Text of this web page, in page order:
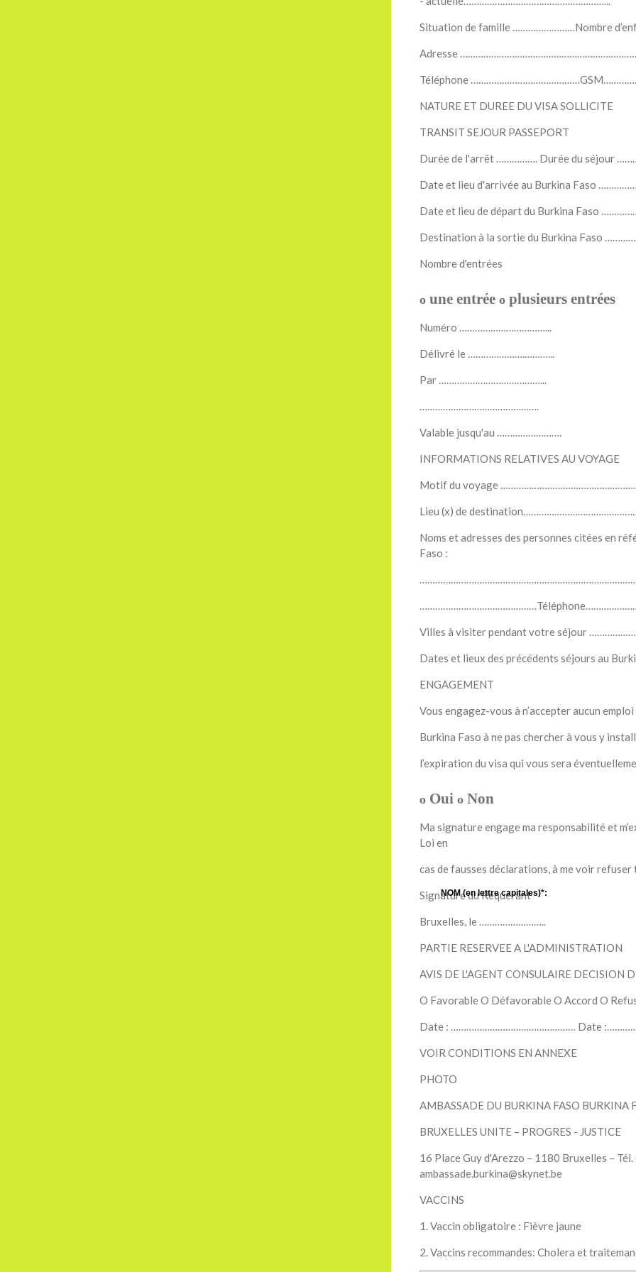
Situation de famille ……………………Nombre
Adresse
Téléphone
NATURE ET DUREE DU VISA SOLLICITE
TRANSIT SEJOUR PASSEPORT
Durée de l'arrêt ……………. Durée du séjour
Date et lieu d'arrivée au Burkina Faso
Date et lieu de départ du Burkina Faso
Destination à la sortie du Burkina Faso
Nombre d'entrées
oune entréeoplusieurs entrées
Numéro ……………………………...
Délivré le ………………….………...
Par …………………………………...
……………………………………….
Valable jusqu'au …………………….
INFORMATIONS RELATIVES AU VOYAGE
Motif du voyage
Lieu (x) de
Noms et adresses des personnes citées en
Faso :
Villes à visiter pendant votre séjour
Dates et lieux des précédents séjours au
ENGAGEMENT
Vous engagez-vous à n’accepter aucun
Burkina Faso à ne pas chercher à vous y
l’expiration du visa qui vous sera
o OuioNon
Ma signature engage ma responsabilité et
Loi en
cas de fausses déclarations, à me voir refuser
Signature du Requérant
Bruxelles, le ……………………..
PARTIE RESERVEE A L'ADMINISTRATION
AVIS DE L'AGENT CONSULAIRE DECISION
O Favorable O Défavorable O Accord O
Date : ………………………………………… Date
VOIR CONDITIONS EN ANNEXE
PHOTO
AMBASSADE DU BURKINA FASO BURKINA
BRUXELLES UNITE – PROGRES - JUSTICE
16 Place Guy d'Arezzo – 1180 Bruxelles –
ambassade.burkina@skynet.be
VACCINS
1. Vaccin obligatoire : Fièvre jaune
2. Vaccins recommandes: Cholera et
NOM (en lettre capitales)*: